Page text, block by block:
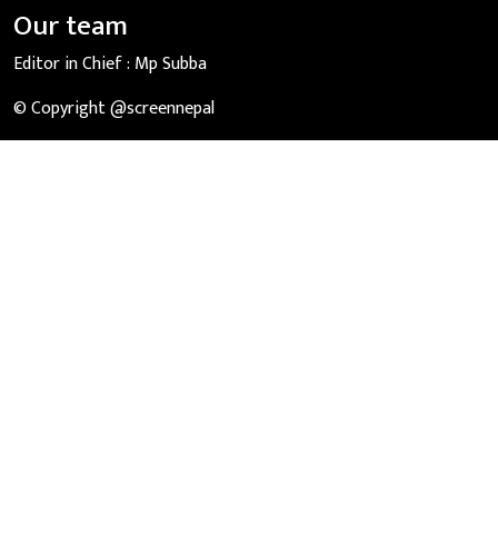
Our team
Editor in Chief : Mp Subba
© Copyright @screennepal